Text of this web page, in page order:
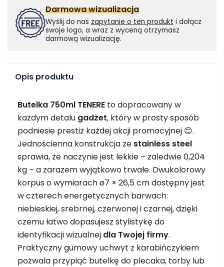
Darmowa wizualizacja
Wyślij do nas zapytanie o ten produkt i dołącz
swoje logo, a wraz z wyceną otrzymasz
darmową wizualizację.
Opis produktu
Butelka 750ml TENERE to dopracowany w
każdym detalu gadżet, który w prosty sposób
podniesie prestiż każdej akcji promocyjnej 😊.
Jednościenna konstrukcja ze stainless steel
sprawia, że naczynie jest lekkie – zaledwie 0,204
kg – a zarazem wyjątkowo trwałe. Dwukolorowy
korpus o wymiarach ø7 × 26,5 cm dostępny jest
w czterech energetycznych barwach:
niebieskiej, srebrnej, czerwonej i czarnej, dzięki
czemu łatwo dopasujesz stylistykę do
identyfikacji wizualnej dla Twojej firmy.
Praktyczny gumowy uchwyt z karabińczykiem
pozwala przypiąć butelkę do plecaka, torby lub